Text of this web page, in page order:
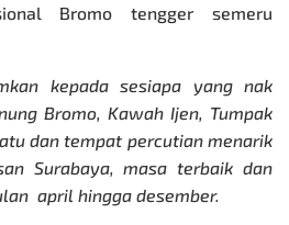
Bromo
tengger semeru
kepada sesiapa yang nak
Bromo, Kawah Ijen, Tumpak
dan tempat percutian menarik
Surabaya, masa terbaik dan
april hingga desember.